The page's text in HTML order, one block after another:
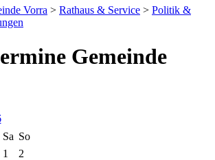
Vorra > Rathaus & Service > Politik &
Gemeinde
Sa So
1
2